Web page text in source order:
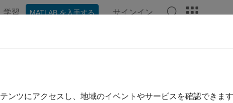
学習 MATLAB を入手する サインイン
の固定小数点コードの生成
に対するコード生成の最適化
ンツにアクセスし、地域のイベントやサービスを確認できま